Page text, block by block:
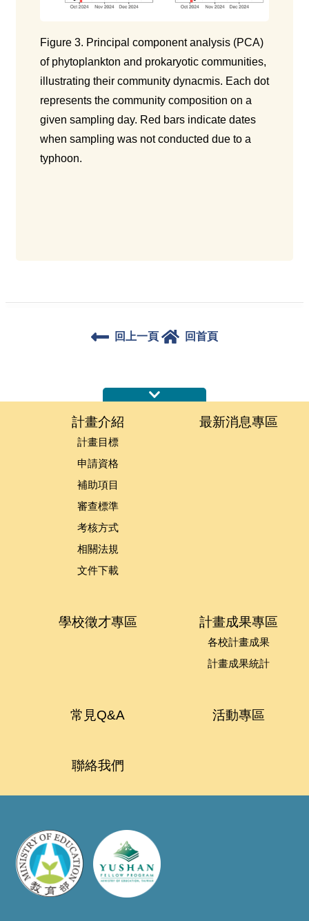
Figure 3. Principal component analysis (PCA)
of phytoplankton and prokaryotic communities,
illustrating their community dynacmis. Each dot
represents the community composition on a
given sampling day. Red bars indicate dates
when sampling was not conducted due to a
typhoon.
回上一頁 回首頁
計畫介紹
計畫目標
申請資格
補助項目
審查標準
考核方式
相關法規
文件下載
最新消息專區
學校徵才專區 計畫成果專區
各校計畫成果
計畫成果統計
常見Q&A 活動專區
聯絡我們